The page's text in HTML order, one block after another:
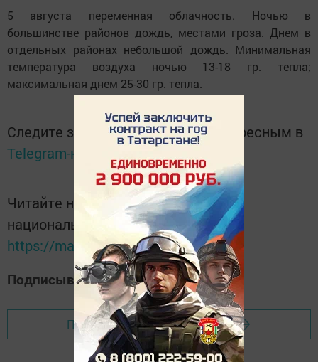
5 августа переменная облачность. Ночью в
большинстве районов дождь, местами гроза. Днем в
отдельных районах небольшой дождь. Минимальная
температура воздуха ночью 13-18 гр. тепла;
максимальная днем 25-30 гр. тепла.
Следите за самым важным и интересным в
Telegram-канале
Татмедиа
Читайте новости Татарстана в
национальном мессенджере MАХ:
https://max.ru/tatmedia
Подписывайтесь на нашДзен-канал
Перейти на страницу новости